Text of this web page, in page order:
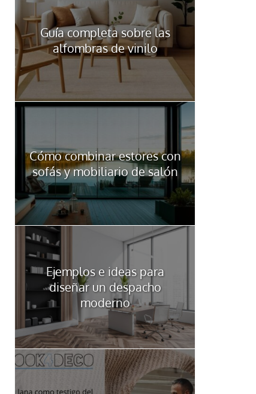
Guía completa sobre las
alfombras de vinilo
Cómo combinar estores con
sofás y mobiliario de salón
Ejemplos e ideas para
diseñar un despacho
moderno